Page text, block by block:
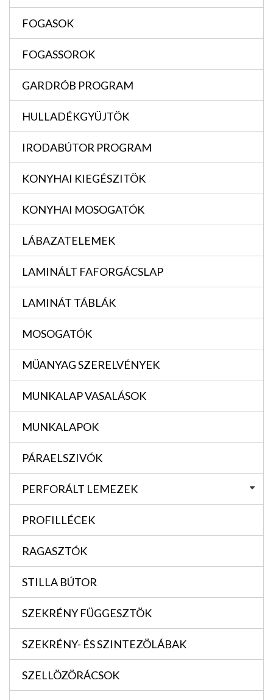
FOGASOK
FOGASSOROK
GARDRÓB PROGRAM
HULLADÉKGYÜJTÖK
IRODABÚTOR PROGRAM
KONYHAI KIEGÉSZITÖK
KONYHAI MOSOGATÓK
LÁBAZATELEMEK
LAMINÁLT FAFORGÁCSLAP
LAMINÁT TÁBLÁK
MOSOGATÓK
MÜANYAG SZERELVÉNYEK
MUNKALAP VASALÁSOK
MUNKALAPOK
PÁRAELSZIVÓK
PERFORÁLT LEMEZEK
PROFILLÉCEK
RAGASZTÓK
STILLA BÚTOR
SZEKRÉNY FÜGGESZTÖK
SZEKRÉNY- ÉS SZINTEZÖLÁBAK
SZELLÖZÖRÁCSOK